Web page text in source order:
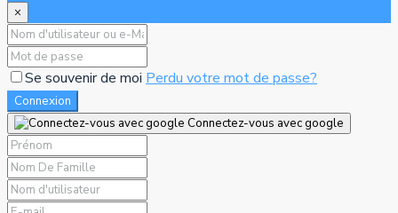
×
Se souvenir de moi Perdu votre mot de passe?
Connexion
Connectez-vous avec google